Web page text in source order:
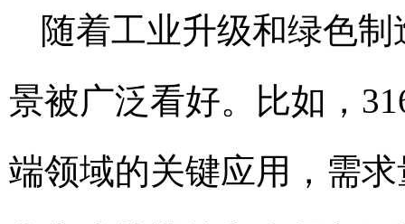
随着工业升级和绿色
景被广泛看好。比如，
端领域的关键应用，需